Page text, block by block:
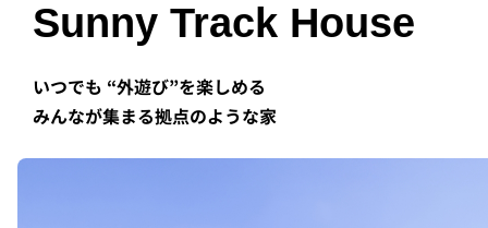
Sunny Track House
いつでも “外遊び”を楽しめる
みんなが集まる拠点のような家